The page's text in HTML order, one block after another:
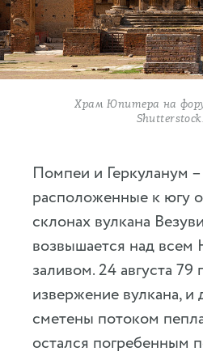
Храм Юпитера на
Помпеи и Геркуланум –
расположенные к югу
склонах вулкана
возвышается над всем
заливом. 24 августа 79
извержение вулкана, и
сметены потоком
остался погребенным